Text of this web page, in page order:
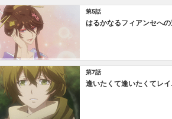
第5話
はるかなるフィアンセへ
第7話
逢いたくて逢いたくてレ